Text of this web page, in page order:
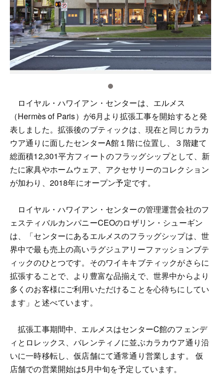
ロイヤル・ハワイアン・センターは、エルメス
（Hermès of Paris）が6月より拡張工事を開始すると発
表しました。拡張後のブティックは、現在と同じカラカ
ウア通りに面したセンターA館１階に位置し、３階建て
総面積12,301平方フィートのフラッグシップとして、新
たに家具やホームウェア、アクセサリーのコレクション
が加わり、2018年にオープン予定です。
ロイヤル・ハワイアン・センターの管理運営会社のフ
ェスティバルカンパニーCEOのロザリン・シューギン
は、「センターにあるエルメスのフラッグシップは、世
界中で最も売上の高いラグジュアリーファッションブテ
ィックのひとつです。そのワイキキブティックがさらに
拡張することで、より豊富な品揃えで、世界中からより
多くのお客様にご利用いただけることを心待ちにしてい
ます」と述べています。
拡張工事期間中、エルメスはセンターC館のフェンデ
ィとロレックス、バレンティノに並ぶカラカウア通り沿
いに一時移転し、仮店舗にて通常通り営業します。 仮
店舗での営業開始は5月中旬を予定しています。